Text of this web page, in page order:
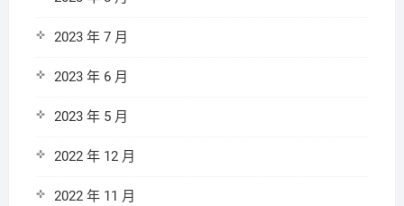
2023 年 7 月
2023 年 6 月
2023 年 5 月
2022 年 12 月
2022 年 11 月